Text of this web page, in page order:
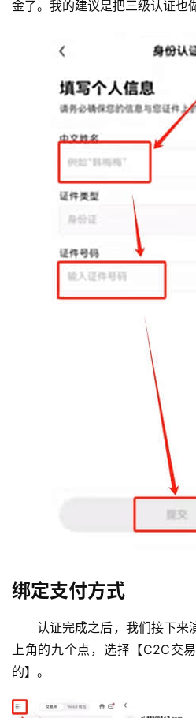
圈
行
分
金了。我的建议是把三级认证也
绑定支付方式
认证完成之后，我们接下来
上角的九个点，选择【C2C交
的】。